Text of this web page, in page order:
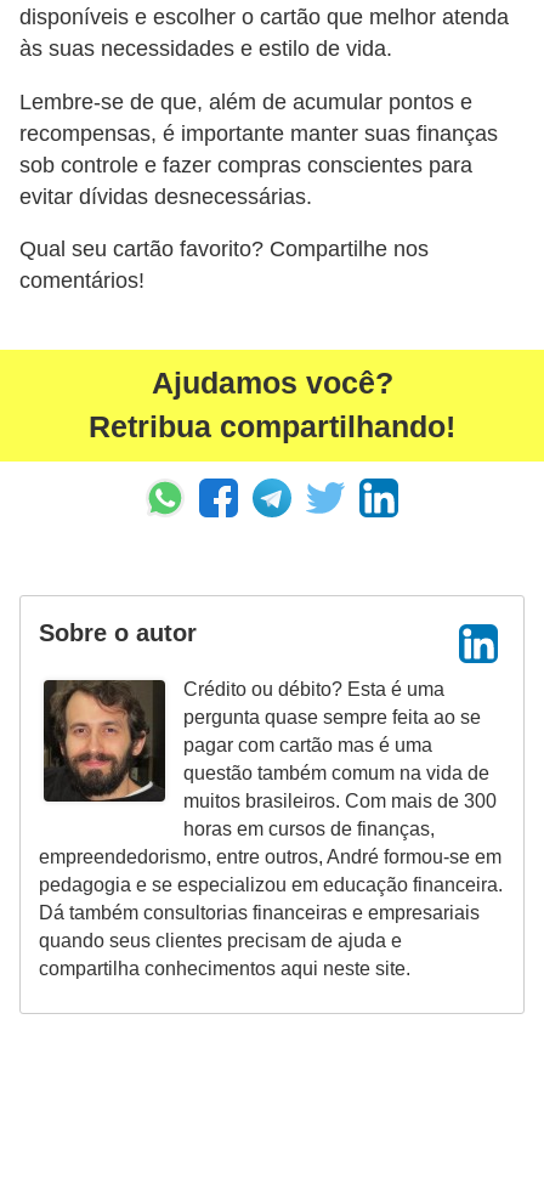
disponíveis e escolher o cartão que melhor atenda
às suas necessidades e estilo de vida.
Lembre-se de que, além de acumular pontos e
recompensas, é importante manter suas finanças
sob controle e fazer compras conscientes para
evitar dívidas desnecessárias.
Qual seu cartão favorito? Compartilhe nos
comentários!
Ajudamos você?
Retribua compartilhando!
Sobre o autor
Crédito ou débito? Esta é uma
pergunta quase sempre feita ao se
pagar com cartão mas é uma
questão também comum na vida de
muitos brasileiros. Com mais de 300
horas em cursos de finanças,
empreendedorismo, entre outros, André formou-se em
pedagogia e se especializou em educação financeira.
Dá também consultorias financeiras e empresariais
quando seus clientes precisam de ajuda e
compartilha conhecimentos aqui neste site.